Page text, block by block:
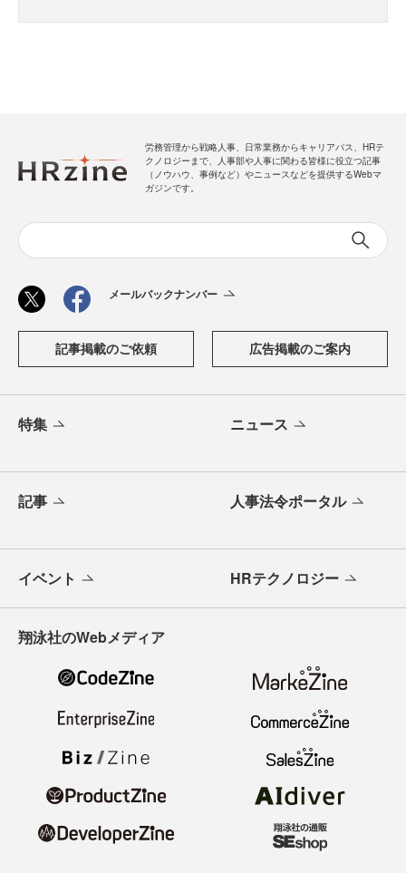
労務管理から戦略人事、日常業務からキャリアパス、HRテ
クノロジーまで、人事部や人事に関わる皆様に役立つ記事
（ノウハウ、事例など）やニュースなどを提供するWebマ
ガジンです。
メールバックナンバー
記事掲載のご依頼 広告掲載のご案内
特集 ニュース
記事 人事法令ポータル
イベント HRテクノロジー
翔泳社のWebメディア